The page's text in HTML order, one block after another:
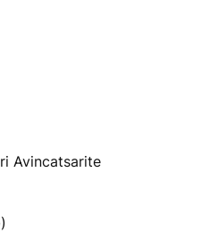
Avincatsarite